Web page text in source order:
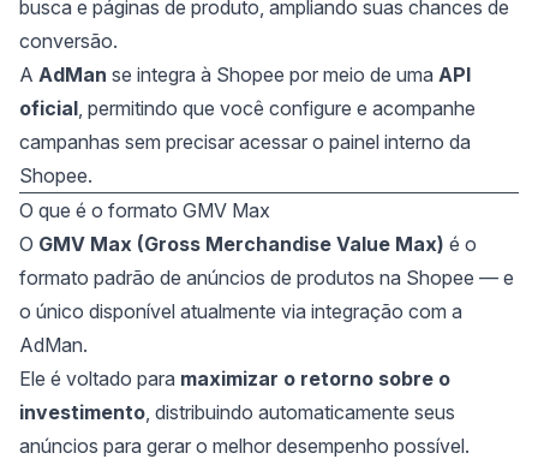
busca e páginas de produto, ampliando suas chances de
conversão.
A AdMan se integra à Shopee por meio de uma API
oficial, permitindo que você configure e acompanhe
campanhas sem precisar acessar o painel interno da
Shopee.
O que é o formato GMV Max
O GMV Max (Gross Merchandise Value Max) é o
formato padrão de anúncios de produtos na Shopee — e
o único disponível atualmente via integração com a
AdMan.
Ele é voltado para maximizar o retorno sobre o
investimento, distribuindo automaticamente seus
anúncios para gerar o melhor desempenho possível.